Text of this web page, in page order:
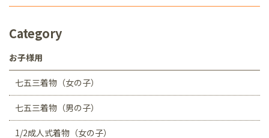
Category
お子様用
七五三着物（女の子）
七五三着物（男の子）
1/2成人式着物（女の子）